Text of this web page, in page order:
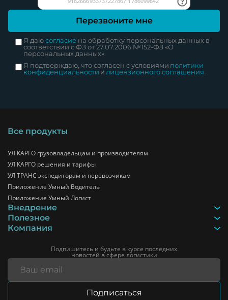
Перезвоните мне
Я даюсогласие на обработку персональных данных в
соответствии с ФЗ от 27.07.2006 №152-ФЗ «О
персональных данных».
Я подтверждаю, что согласен с условиями политики
конфиденциальности илицензионного соглашения .
Все продукты
УЛ КАРГО грузовладельцам и производителям
УЛ КАРГО решения и тарифы
УЛ ТРАНС экспедиторам и перевозчикам
Приложение Умный Водитель
Приложение Умный Логист
Внедрение
Полезное
Компания
Подпишитесь и будьте в курсе последних
новостей в сфере логистики
Подписаться